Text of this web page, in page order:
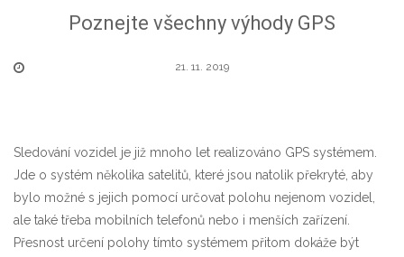
Poznejte všechny výhody GPS
21. 11. 2019
Sledování vozidel je již mnoho let realizováno GPS systémem.
Jde o systém několika satelitů, které jsou natolik překryté, aby
bylo možné s jejich pomocí určovat polohu nejenom vozidel,
ale také třeba mobilních telefonů nebo i menších zařízení.
Přesnost určení polohy tímto systémem přitom dokáže být